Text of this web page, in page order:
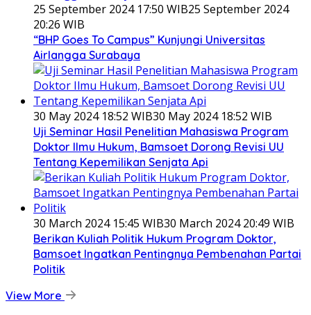
25 September 2024 17:50 WIB25 September 2024
20:26 WIB
“BHP Goes To Campus” Kunjungi Universitas
Airlangga Surabaya
30 May 2024 18:52 WIB30 May 2024 18:52 WIB
Uji Seminar Hasil Penelitian Mahasiswa Program
Doktor Ilmu Hukum, Bamsoet Dorong Revisi UU
Tentang Kepemilikan Senjata Api
30 March 2024 15:45 WIB30 March 2024 20:49 WIB
Berikan Kuliah Politik Hukum Program Doktor,
Bamsoet Ingatkan Pentingnya Pembenahan Partai
Politik
View More